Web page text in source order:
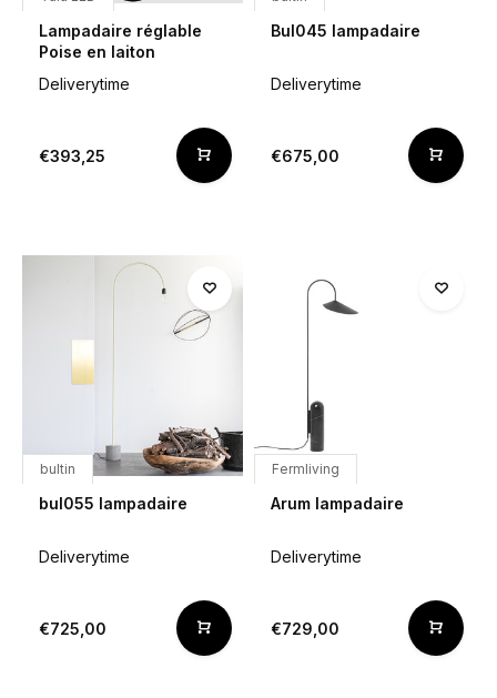
Lampadaire réglable
Poise en laiton
Deliverytime
€393,25
Bul045 lampadaire
Deliverytime
€675,00
bultin
bul055 lampadaire
Deliverytime
€725,00
Fermliving
Arum lampadaire
Deliverytime
€729,00